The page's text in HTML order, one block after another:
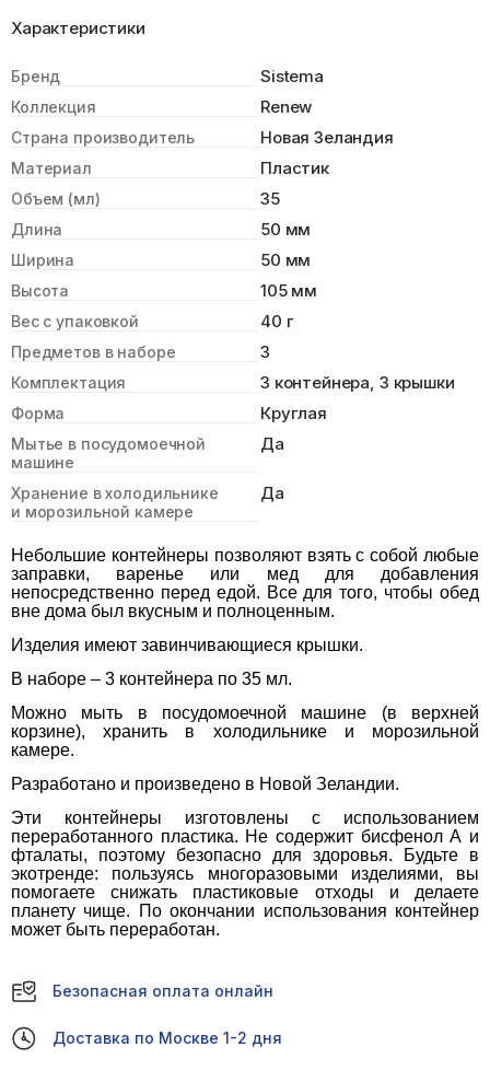
Характеристики
Бренд Sistema
Коллекция Renew
Страна производитель Новая Зеландия
Материал Пластик
Объем (мл) 35
Длина 50 мм
Ширина 50 мм
Высота 105 мм
Вес с упаковкой 40 г
Предметов в наборе 3
Комплектация 3 контейнера, 3 крышки
Форма Круглая
Мытье в посудомоечной
машине
Да
Хранение в холодильнике
и морозильной камере
Да
Небольшие контейнеры позволяют взять с собой любые
заправки, варенье или мед для добавления
непосредственно перед едой. Все для того, чтобы обед
вне дома был вкусным и полноценным.
Изделия имеют завинчивающиеся крышки.
В наборе – 3 контейнера по 35 мл.
Можно мыть в посудомоечной машине (в верхней
корзине), хранить в холодильнике и морозильной
камере.
Разработано и произведено в Новой Зеландии.
Эти контейнеры изготовлены с использованием
переработанного пластика. Не содержит бисфенол А и
фталаты, поэтому безопасно для здоровья. Будьте в
экотренде: пользуясь многоразовыми изделиями, вы
помогаете снижать пластиковые отходы и делаете
планету чище. По окончании использования контейнер
может быть переработан.
Безопасная оплата онлайн
Доставка по Москве 1-2 дня